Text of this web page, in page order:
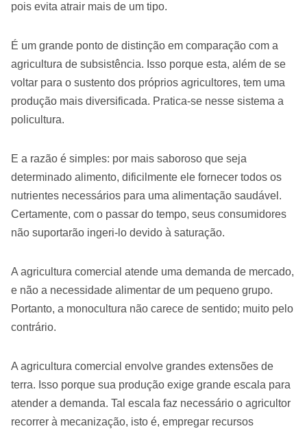
pois evita atrair mais de um tipo.
É um grande ponto de distinção em comparação com a
agricultura de subsistência. Isso porque esta, além de se
voltar para o sustento dos próprios agricultores, tem uma
produção mais diversificada. Pratica-se nesse sistema a
policultura.
E a razão é simples: por mais saboroso que seja
determinado alimento, dificilmente ele fornecer todos os
nutrientes necessários para uma alimentação saudável.
Certamente, com o passar do tempo, seus consumidores
não suportarão ingeri-lo devido à saturação.
A agricultura comercial atende uma demanda de mercado,
e não a necessidade alimentar de um pequeno grupo.
Portanto, a monocultura não carece de sentido; muito pelo
contrário.
A agricultura comercial envolve grandes extensões de
terra. Isso porque sua produção exige grande escala para
atender a demanda. Tal escala faz necessário o agricultor
recorrer à mecanização, isto é, empregar recursos